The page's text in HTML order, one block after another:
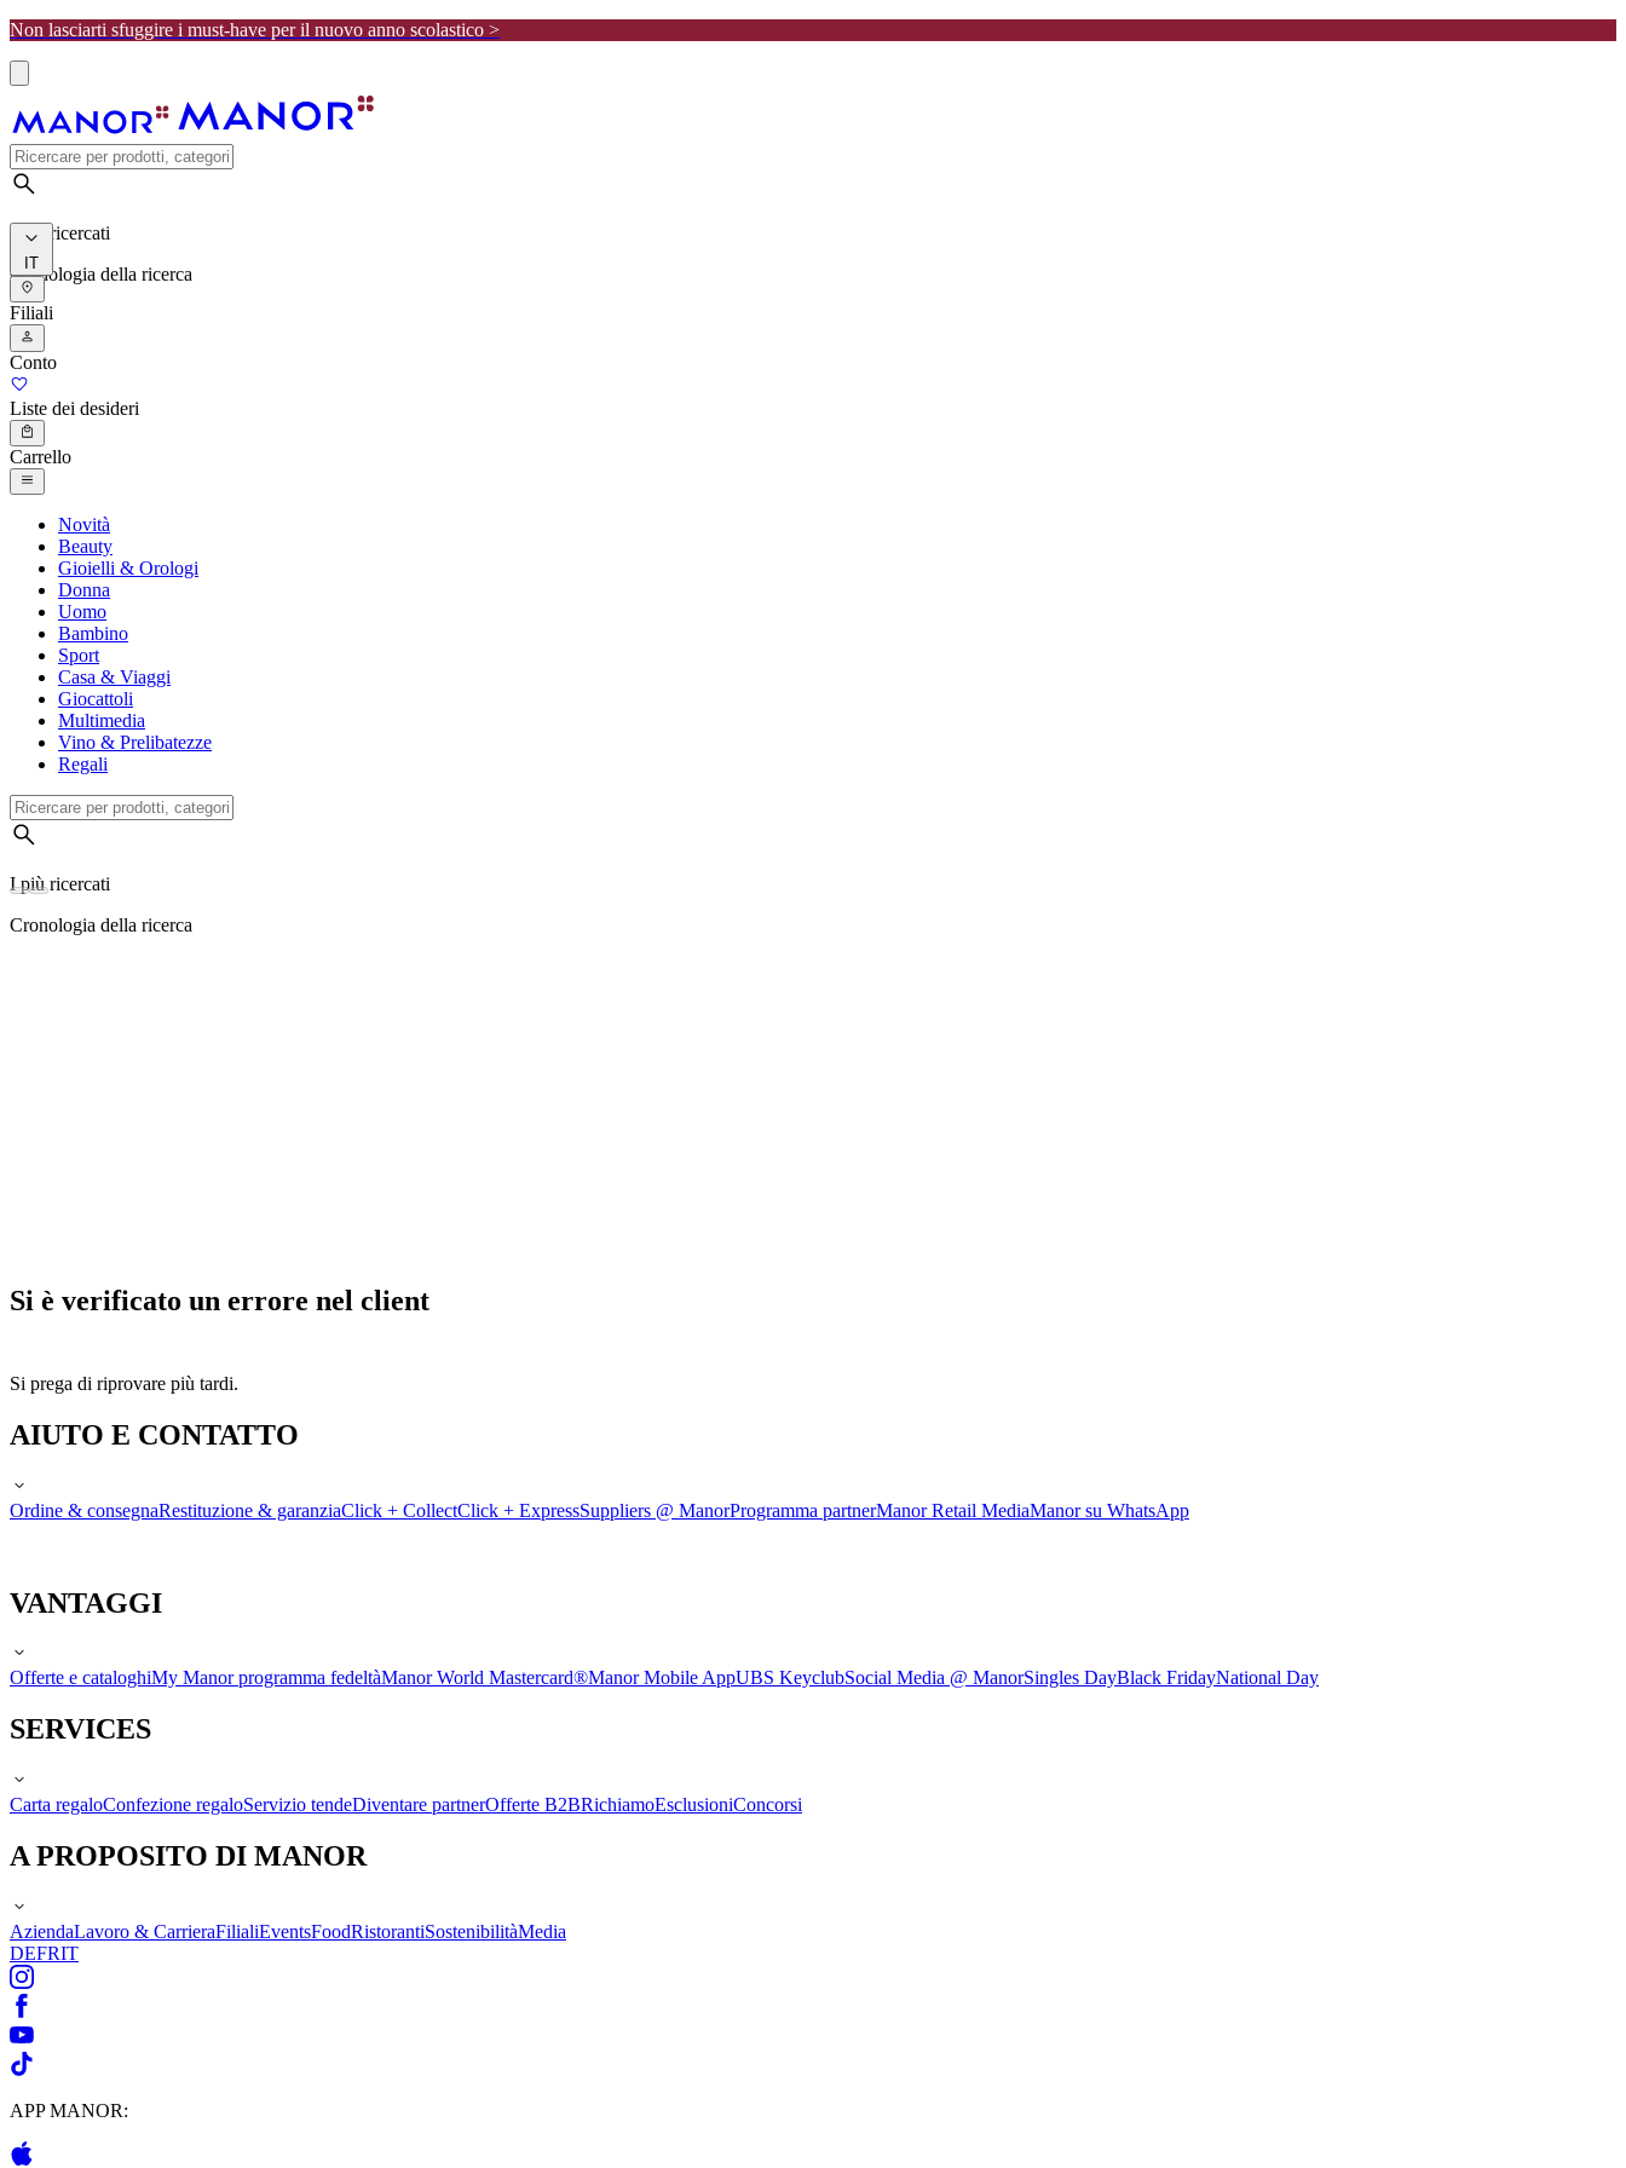
Non lasciarti sfuggire i must-have per il nuovo anno scolastico >
I più ricercati
Cronologia della ricerca
IT
Filiali
Conto
Liste dei desideri
Carrello
Novità
Beauty
Gioielli & Orologi
Donna
Uomo
Bambino
Sport
Casa & Viaggi
Giocattoli
Multimedia
Vino & Prelibatezze
Regali
I più ricercati
Cronologia della ricerca
Si è verificato un errore nel client
Si prega di riprovare più tardi.
AIUTO E CONTATTO
Ordine & consegnaRestituzione & garanziaClick + CollectClick + ExpressSuppliers @ ManorProgramma partnerManor Retail MediaManor su WhatsApp
VANTAGGI
Offerte e cataloghiMy Manor programma fedeltàManor World Mastercard®Manor Mobile AppUBS KeyclubSocial Media @ ManorSingles DayBlack FridayNational Day
SERVICES
Carta regaloConfezione regaloServizio tendeDiventare partnerOfferte B2BRichiamoEsclusioniConcorsi
A PROPOSITO DI MANOR
AziendaLavoro & CarrieraFilialiEventsFoodRistorantiSostenibilitàMedia
DEFRIT
APP MANOR: